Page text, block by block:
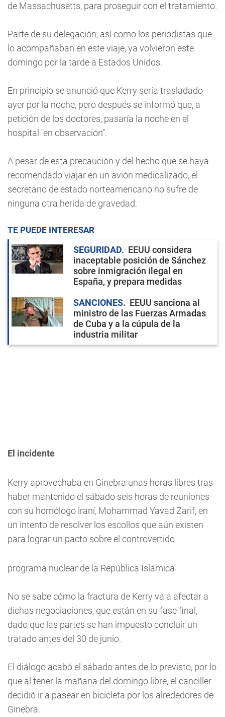
de Massachusetts, para proseguir con el tratamiento.
Parte de su delegación, así como los periodistas que
lo acompañaban en este viaje, ya volvieron este
domingo por la tarde a Estados Unidos.
En principio se anunció que Kerry sería trasladado
ayer por la noche, pero después se informó que, a
petición de los doctores, pasaría la noche en el
hospital "en observación".
A pesar de esta precaución y del hecho que se haya
recomendado viajar en un avión medicalizado, el
secretario de estado norteamericano no sufre de
ninguna otra herida de gravedad.
TE PUEDE INTERESAR
SEGURIDAD
EEUU considera
inaceptable posición de Sánchez
sobre inmigración ilegal en
España, y prepara medidas
SANCIONES
EEUU sanciona al
ministro de las Fuerzas Armadas
de Cuba y a la cúpula de la
industria militar
El incidente
Kerry aprovechaba en Ginebra unas horas libres tras
haber mantenido el sábado seis horas de reuniones
con su homólogo iraní, Mohammad Yavad Zarif, en
un intento de resolver los escollos que aún existen
para lograr un pacto sobre el controvertido
programa nuclear de la República Islámica.
No se sabe cómo la fractura de Kerry va a afectar a
dichas negociaciones, que están en su fase final,
dado que las partes se han impuesto concluir un
tratado antes del 30 de junio.
El diálogo acabó el sábado antes de lo previsto, por lo
que al tener la mañana del domingo libre, el canciller
decidió ir a pasear en bicicleta por los alrededores de
Ginebra.